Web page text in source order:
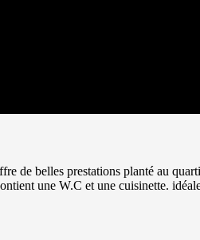
de belles prestations planté au
une W.C et une cuisinette.